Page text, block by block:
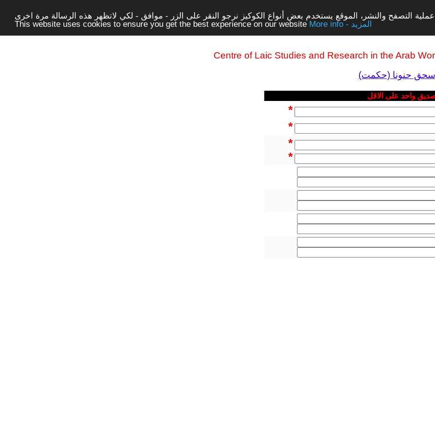
التصفح والنشر، الموقع يستخدم بعض أنواع الكوكيز نرجو النقر على الزر - موافق - لكي لاتظهر هذه الرسالة مرة اخرى -
This website uses cookies to ensure you get the best experience on our website
More info - المزيد
Centre of Laic Studies and Research in the Arab
اسحق حنونا (حكمت)
واحد على الاقل
*
*
*
*